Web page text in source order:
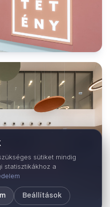
sütiket mindig
statisztikákhoz a
Beállítások